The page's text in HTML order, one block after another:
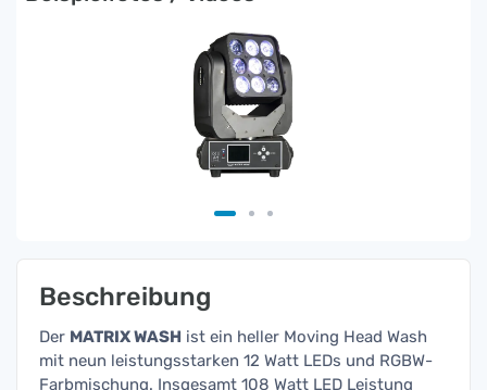
Beschreibung
Der MATRIXWASH ist ein heller Moving Head Wash
mit neun leistungsstarken 12 Watt LEDs und RGBW-
Farbmischung. Insgesamt 108 Watt LED Leistung